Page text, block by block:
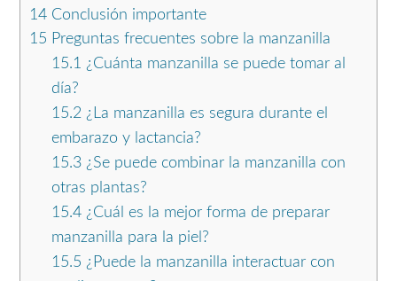
14 Conclusión importante
15 Preguntas frecuentes sobre la manzanilla
15.1 ¿Cuánta manzanilla se puede tomar al
día?
15.2¿La manzanilla es segura durante el
embarazo y lactancia?
15.3¿Se puede combinar la manzanilla con
otras plantas?
15.4¿Cuál es la mejor forma de preparar
manzanilla para la piel?
15.5 ¿Puede la manzanilla interactuar con